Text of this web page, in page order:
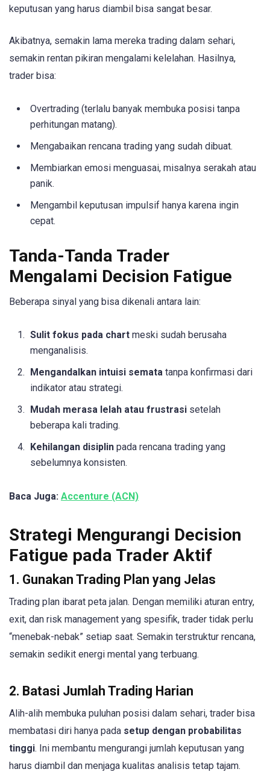
keputusan yang harus diambil bisa sangat besar.
Akibatnya, semakin lama mereka trading dalam sehari,
semakin rentan pikiran mengalami kelelahan. Hasilnya,
trader bisa:
Overtrading (terlalu banyak membuka posisi tanpa
perhitungan matang).
Mengabaikan rencana trading yang sudah dibuat.
Membiarkan emosi menguasai, misalnya serakah atau
panik.
Mengambil keputusan impulsif hanya karena ingin
cepat.
Tanda-Tanda Trader
Mengalami Decision Fatigue
Beberapa sinyal yang bisa dikenali antara lain:
Sulit fokus pada chart meski sudah berusaha
menganalisis.
Mengandalkan intuisi semata tanpa konfirmasi dari
indikator atau strategi.
Mudah merasa lelah atau frustrasi setelah
beberapa kali trading.
Kehilangan disiplin pada rencana trading yang
sebelumnya konsisten.
Baca Juga: Accenture (ACN)
Strategi Mengurangi Decision
Fatigue pada Trader Aktif
1. Gunakan Trading Plan yang Jelas
Trading plan ibarat peta jalan. Dengan memiliki aturan entry,
exit, dan risk management yang spesifik, trader tidak perlu
“menebak-nebak” setiap saat. Semakin terstruktur rencana,
semakin sedikit energi mental yang terbuang.
2. Batasi Jumlah Trading Harian
Alih-alih membuka puluhan posisi dalam sehari, trader bisa
membatasi diri hanya pada setup dengan probabilitas
tinggi. Ini membantu mengurangi jumlah keputusan yang
harus diambil dan menjaga kualitas analisis tetap tajam.